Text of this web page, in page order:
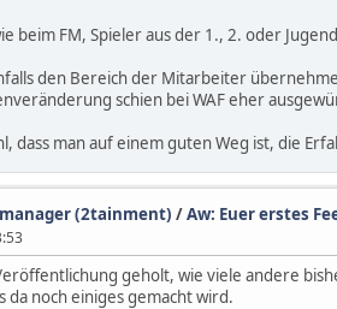
beim FM, Spieler aus der 1., 2. oder
den Bereich der Mitarbeiter
schien bei WAF eher
dass man auf einem guten Weg ist, die
(2tainment) /Aw: Euer erstes
geholt, wie viele andere
da noch einiges gemacht wird.